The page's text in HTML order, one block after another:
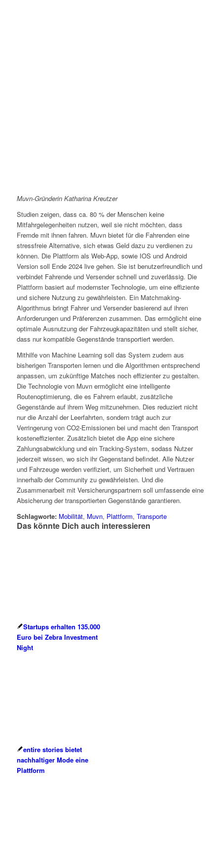
Muvn-Gründerin Katharina Kreutzer
Studien zeigen, dass ca. 80 % der Menschen keine
Mitfahrgelegenheiten nutzen, weil sie nicht möchten, dass
Fremde mit ihnen fahren. Muvn bietet für die Fahrenden eine
stressfreie Alternative, sich etwas Geld dazu zu verdienen zu
können. Die Plattform als Web-App, sowie IOS und Android
Version soll Ende 2024 live gehen. Sie ist benutzerfreundlich und
verbindet Fahrende und Versender schnell und zuverlässig. Die
Plattform basiert auf modernster Technologie, um eine effiziente
und sichere Nutzung zu gewährleisten. Ein Matchmaking-
Algorithmus bringt Fahrer und Versender basierend auf ihren
Anforderungen und Präferenzen zusammen. Das ermöglicht eine
optimale Ausnutzung der Fahrzeugkapazitäten und stellt sicher,
dass nur kompatible Gegenstände transportiert werden.
Mithilfe von Machine Learning soll das System zudem aus
bisherigen Transporten lernen und die Algorithmen entsprechend
anpassen, um zukünftige Matches noch effizienter zu gestalten.
Die Technologie von Muvn ermöglicht eine intelligente
Routenoptimierung, die es Fahrern erlaubt, zusätzliche
Gegenstände auf ihrem Weg mitzunehmen. Dies reduziert nicht
nur die Anzahl der Leerfahrten, sondern trägt auch zur
Verringerung von CO2-Emissionen bei und macht den Transport
kosteneffizienter. Zusätzlich bietet die App eine sichere
Zahlungsabwicklung und ein Tracking-System, sodass Nutzer
jederzeit wissen, wo sich ihr Gegenstand befindet. Alle Nutzer
und Fahrzeuge werden verifiziert, um Sicherheit und Vertrauen
innerhalb der Community zu gewährleisten. Und die
Zusammenarbeit mit Versicherungspartnern soll umfassende eine
Absicherung der transportierten Gegenstände garantieren.
Schlagworte: Mobilität, Muvn, Plattform, Transporte
Das könnte Dich auch interessieren
Startups erhalten 135.000
Euro bei Zebra Investment
Night
entire stories bietet
nachhaltiger Mode eine
Plattform